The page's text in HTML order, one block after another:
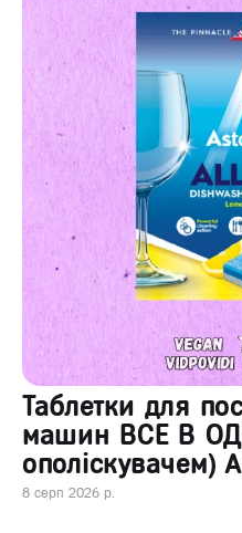
Таблетки для
машин ВСЕ В
ополіскувачем)
8 серп 2026 р.